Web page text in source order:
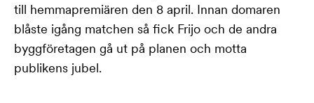
till hemmapremiären den 8 april. Innan domaren
blåste igång matchen så fick Frijo och de andra
byggföretagen gå ut på planen och motta
publikens jubel.